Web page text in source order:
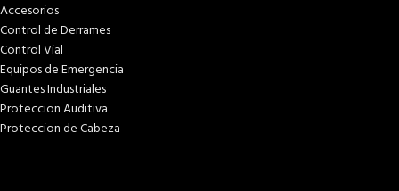
Accesorios
Control de Derrames
Control Vial
Equipos de Emergencia
Guantes Industriales
Proteccion Auditiva
Proteccion de Cabeza